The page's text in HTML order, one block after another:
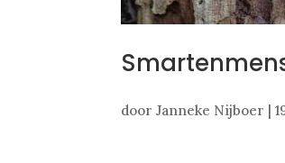
doorJanneke Nijboer |